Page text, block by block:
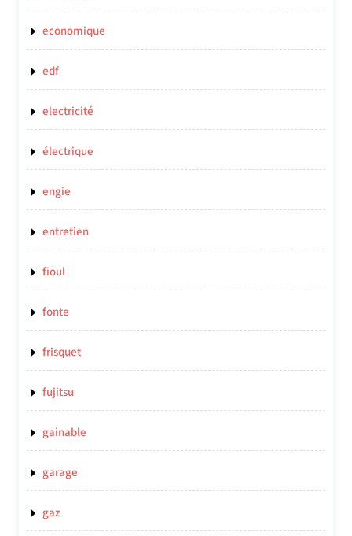
economique
edf
electricité
électrique
engie
entretien
fioul
fonte
frisquet
fujitsu
gainable
garage
gaz